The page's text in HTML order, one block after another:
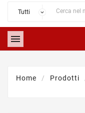

Home Prodotti